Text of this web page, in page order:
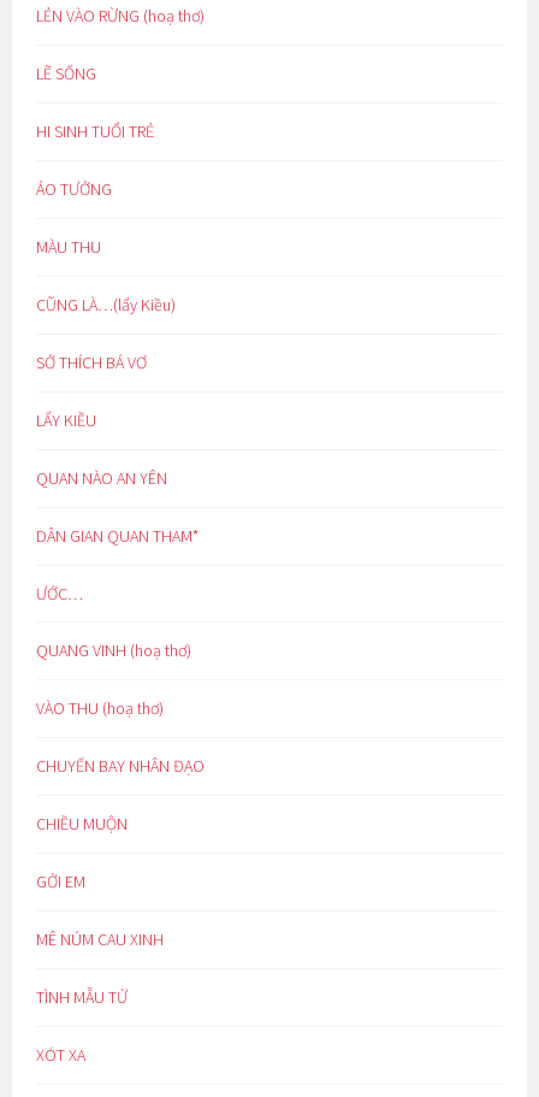
LẺN VÀO RỪNG (hoạ thơ)
LẼ SỐNG
HI SINH TUỔI TRẺ
ẢO TƯỞNG
MÀU THU
CŨNG LÀ…(lẩy Kiều)
SỞ THÍCH BÁ VƠ
LẨY KIỀU
QUAN NÀO AN YÊN
DÂN GIAN QUAN THAM*
ƯỚC…
QUANG VINH (hoạ thơ)
VÀO THU (hoạ thơ)
CHUYẾN BAY NHÂN ĐẠO
CHIỀU MUỘN
GỞI EM
MÊ NÚM CAU XINH
TÌNH MẪU TỬ
XÓT XA